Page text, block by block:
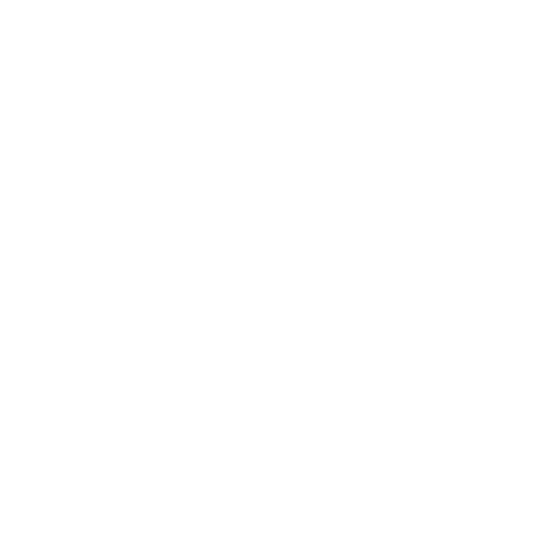
です。
ありません。
です。